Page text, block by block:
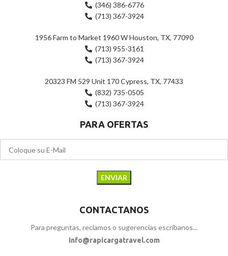
(346) 386-6776
(713) 367-3924
1956 Farm to Market 1960 W Houston, TX, 77090
(713) 955-3161
(713) 367-3924
20323 FM 529 Unit 170 Cypress, TX, 77433
(832) 735-0505
(713) 367-3924
PARA OFERTAS
CONTACTANOS
Para preguntas, reclamos o sugerencias escríbanos...
info@rapicargatravel.com